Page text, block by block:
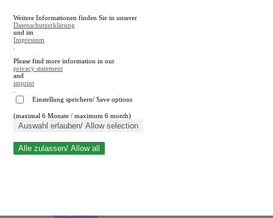
A
A
Suche schließen
Weitere Informationen finden Sie in unserer
Datenschutzerklärung
und im
Impressum
Please find more information in our
privacy statement
and
imprint
Einstellung speichern/ Save options
(maximal 6 Monate / maximum 6 month)
Auswahl erlauben/ Allow selection
Alle zulassen/ Allow all